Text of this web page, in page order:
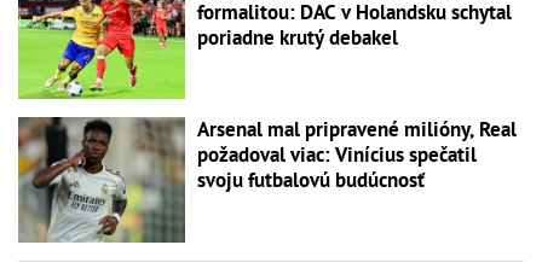
formalitou: DAC v Holandsku schytal
poriadne krutý debakel
Arsenal mal pripravené milióny, Real
požadoval viac: Vinícius spečatil
svoju futbalovú budúcnosť